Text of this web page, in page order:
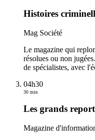
Histoires
Mag Société
Le magazine qui
résolues ou non
de spécialistes, avec
04h30
30 min
Les grands
Magazine